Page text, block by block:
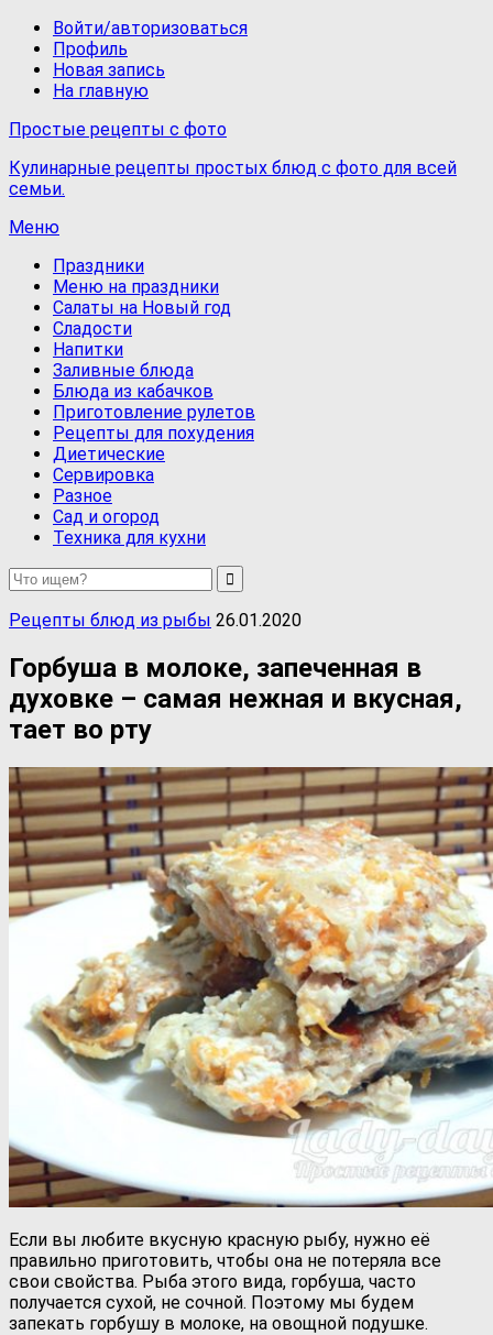
Войти/авторизоваться
Профиль
Новая запись
На главную
Простые рецепты с фото
Кулинарные рецепты простых блюд с фото для всей
семьи.
Меню
Праздники
Меню на праздники
Салаты на Новый год
Сладости
Напитки
Заливные блюда
Блюда из кабачков
Приготовление рулетов
Рецепты для похудения
Диетические
Сервировка
Разное
Сад и огород
Техника для кухни
Рецепты блюд из рыбы 26.01.2020
Горбуша в молоке, запеченная в
духовке – самая нежная и вкусная,
тает во рту
Если вы любите вкусную красную рыбу, нужно её
правильно приготовить, чтобы она не потеряла все
свои свойства. Рыба этого вида, горбуша, часто
получается сухой, не сочной. Поэтому мы будем
запекать горбушу в молоке, на овощной подушке.